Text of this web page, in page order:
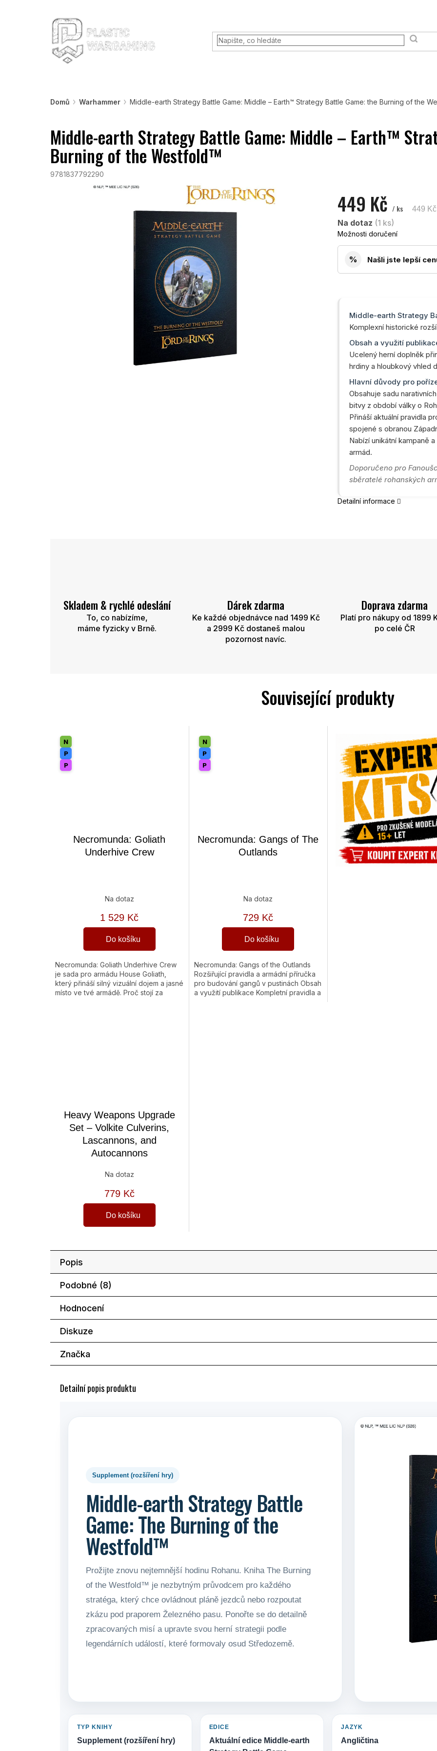
Domů Warhammer Middle-earth Strategy Battle Game: Middle – Earth™ Strategy Battle Game: the Burning of the
Middle-earth Strategy Battle Game: Middle – Earth™
Burning of the Westfold™
9781837792290
449 Kč / ks 449
Měrná
cena:
Na dotaz (1 ks)
Možnosti doručení
% Našli jste lepší
Middle-earth Strategy
Komplexní historické
Obsah a využití
Ucelený herní doplněk
hrdiny a hloubkový vhled
Hlavní důvody pro
Obsahuje sadu
bitvy z období války o
Přináší aktuální pravidla
spojené s obranou
Nabízí unikátní kampaně
armád.
Doporučeno pro
sběratelé rohanských
Detailní informace
Skladem & rychlé odeslání
To, co nabízíme,
máme fyzicky v Brně.
Dárek zdarma
Ke každé objednávce nad 1499 Kč
a 2999 Kč dostaneš malou
pozornost navíc.
Doprava zdarma
Platí pro nákupy od 1899
po celé ČR
Související produkty
Necromunda: Goliath
Underhive Crew
Na dotaz
1 529 Kč
Do košíku
Necromunda: Goliath Underhive Crew
je sada pro armádu House Goliath,
který přináší silný vizuální dojem a jasné
místo ve tvé armádě. Proč stojí za
Necromunda: Gangs of The
Outlands
Na dotaz
729 Kč
Do košíku
Necromunda: Gangs of the Outlands
Rozšiřující pravidla a armádní příručka
pro budování gangů v pustinách Obsah
a využití publikace Kompletní pravidla a
Heavy Weapons Upgrade
Set – Volkite Culverins,
Lascannons, and
Autocannons
Na dotaz
779 Kč
Do košíku
Popis
Podobné (8)
Hodnocení
Diskuze
Značka
Detailní popis produktu
Supplement (rozšíření hry)
Middle-earth Strategy Battle
Game: The Burning of the
Westfold™
Prožijte znovu nejtemnější hodinu Rohanu. Kniha The Burning
of the Westfold™ je nezbytným průvodcem pro každého
stratéga, který chce ovládnout pláně jezdců nebo rozpoutat
zkázu pod praporem Železného pasu. Ponořte se do detailně
zpracovaných misí a upravte svou herní strategii podle
legendárních událostí, které formovaly osud Středozemě.
TYP KNIHY
Supplement (rozšíření hry)
EDICE
Aktuální edice Middle-earth
JAZYK
Angličtina